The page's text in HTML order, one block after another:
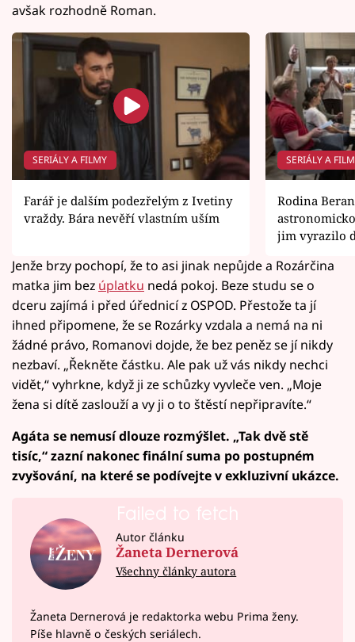
avšak rozhodně Roman.
SERIÁLY A FILMY
Farář je dalším podezřelým z Ivetiny
vraždy. Bára nevěří vlastním uším
SERIÁLY A
Rodina
jim vyrazilo
Jenže brzy pochopí, že to asi jinak nepůjde a Rozárčina
matka jim bez úplatku nedá pokoj. Beze studu se o
dceru zajímá i před úřednicí z OSPOD. Přestože ta jí
ihned připomene, že se Rozárky vzdala a nemá na ni
žádné právo, Romanovi dojde, že bez peněz se jí nikdy
nezbaví. „Řekněte částku. Ale pak už vás nikdy nechci
vidět,“ vyhrkne, když ji ze schůzky vyvleče ven. „Moje
žena si dítě zaslouží a vy ji o to štěstí nepřipravíte.“
Agáta se nemusí dlouze rozmýšlet. „Tak dvě stě
tisíc,“ zazní nakonec finální suma po postupném
zvyšování, na které se podívejte v exkluzivní ukázce.
Failed to fetch
Autor článku
Žaneta Dernerová
Všechny články autora
Žaneta Dernerová je redaktorka webu Prima ženy.
Píše hlavně o českých seriálech.